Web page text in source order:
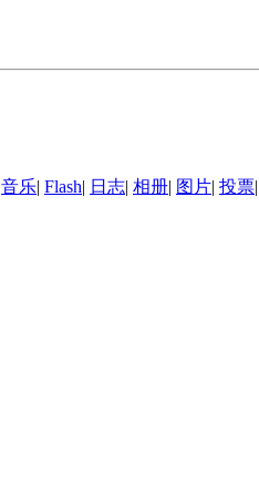
音乐| Flash| 日志| 相册| 图片| 投票|